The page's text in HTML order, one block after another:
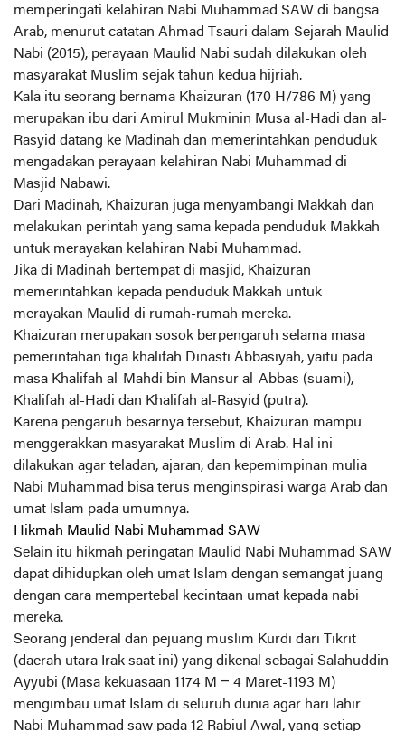
memperingati kelahiran Nabi Muhammad SAW di bangsa
Arab, menurut catatan Ahmad Tsauri dalam Sejarah Maulid
Nabi (2015), perayaan Maulid Nabi sudah dilakukan oleh
masyarakat Muslim sejak tahun kedua hijriah.
Kala itu seorang bernama Khaizuran (170 H/786 M) yang
merupakan ibu dari Amirul Mukminin Musa al-Hadi dan al-
Rasyid datang ke Madinah dan memerintahkan penduduk
mengadakan perayaan kelahiran Nabi Muhammad di
Masjid Nabawi.
Dari Madinah, Khaizuran juga menyambangi Makkah dan
melakukan perintah yang sama kepada penduduk Makkah
untuk merayakan kelahiran Nabi Muhammad.
Jika di Madinah bertempat di masjid, Khaizuran
memerintahkan kepada penduduk Makkah untuk
merayakan Maulid di rumah-rumah mereka.
Khaizuran merupakan sosok berpengaruh selama masa
pemerintahan tiga khalifah Dinasti Abbasiyah, yaitu pada
masa Khalifah al-Mahdi bin Mansur al-Abbas (suami),
Khalifah al-Hadi dan Khalifah al-Rasyid (putra).
Karena pengaruh besarnya tersebut, Khaizuran mampu
menggerakkan masyarakat Muslim di Arab. Hal ini
dilakukan agar teladan, ajaran, dan kepemimpinan mulia
Nabi Muhammad bisa terus menginspirasi warga Arab dan
umat Islam pada umumnya.
Hikmah Maulid Nabi Muhammad SAW
Selain itu hikmah peringatan Maulid Nabi Muhammad SAW
dapat dihidupkan oleh umat Islam dengan semangat juang
dengan cara mempertebal kecintaan umat kepada nabi
mereka.
Seorang jenderal dan pejuang muslim Kurdi dari Tikrit
(daerah utara Irak saat ini) yang dikenal sebagai Salahuddin
Ayyubi (Masa kekuasaan 1174 M – 4 Maret-1193 M)
mengimbau umat Islam di seluruh dunia agar hari lahir
Nabi Muhammad saw pada 12 Rabiul Awal, yang setiap